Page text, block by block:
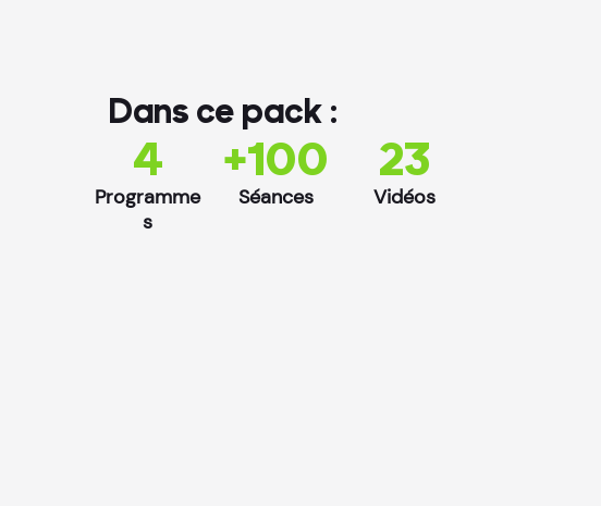
Dans ce pack :
4
Programme
s
+100
Séances
23
Vidéos